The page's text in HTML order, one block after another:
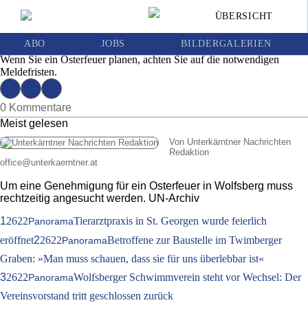
ÜBERSICHT
ABO JOBS BILDERGALERIEN
Anmeldefristen beachten: Osterfeuer
Ausgabe 13 | Donnerstag, 25. März 2021
Wenn Sie ein Osterfeuer planen, achten Sie auf die notwendigen
Meldefristen.
0 Kommentare
Meist gelesen
Von Unterkärntner Nachrichten
Redaktion
office@unterkaerntner.at
Um eine Genehmigung für ein Osterfeuer in Wolfsberg muss
rechtzeitig angesucht werden. UN-Archiv
12622PanoramaTierarztpraxis in St. Georgen wurde feierlich
eröffnet22622PanoramaBetroffene zur Baustelle im Twimberger
Graben: »Man muss schauen, dass sie für uns überlebbar ist«
32622PanoramaWolfsberger Schwimmverein steht vor Wechsel: Der
Vereinsvorstand tritt geschlossen zurück